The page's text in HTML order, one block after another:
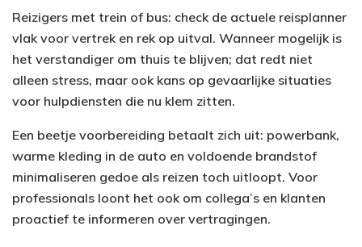
Reizigers met trein of bus: check de actuele reisplanner
vlak voor vertrek en rek op uitval. Wanneer mogelijk is
het verstandiger om thuis te blijven; dat redt niet
alleen stress, maar ook kans op gevaarlijke situaties
voor hulpdiensten die nu klem zitten.
Een beetje voorbereiding betaalt zich uit: powerbank,
warme kleding in de auto en voldoende brandstof
minimaliseren gedoe als reizen toch uitloopt. Voor
professionals loont het ook om collega’s en klanten
proactief te informeren over vertragingen.